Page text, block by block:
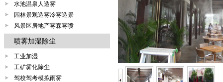
水池温泉人造雾
园林景观造雾冷雾造景
风景区房地产雾森雾喷
喷雾加湿除尘
工业加湿
工矿雾化除尘
驾校驾考模拟雨雾